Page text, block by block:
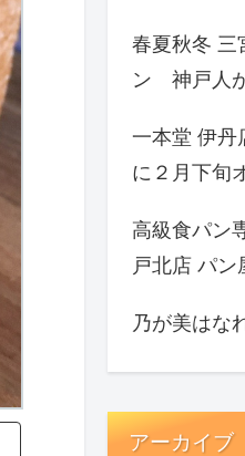
春夏秋冬
ン 神戸人
一本堂 伊丹
に２月下旬
高級食パ
戸北店 パ
乃が美はな
アーカイブ